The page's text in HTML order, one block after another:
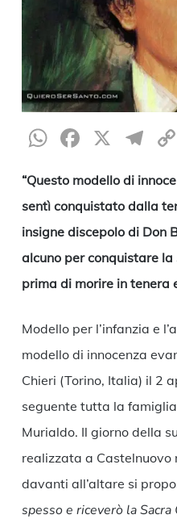
WhatsApp
X
“Questo modello di
sentì conquistato dalla
insigne discepolo di Don
alcuno per conquistare
prima di morire in tenera
Modello per l’infanzia e
modello di innocenza
Chieri (Torino, Italia) il 2
seguente tutta la
Murialdo. Il giorno della
realizzata a
davanti all’altare si
spesso e riceverò la